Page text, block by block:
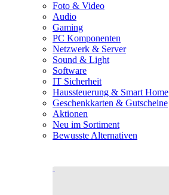
Foto & Video
Audio
Gaming
PC Komponenten
Netzwerk & Server
Sound & Light
Software
IT Sicherheit
Haussteuerung & Smart Home
Geschenkkarten & Gutscheine
Aktionen
Neu im Sortiment
Bewusste Alternativen